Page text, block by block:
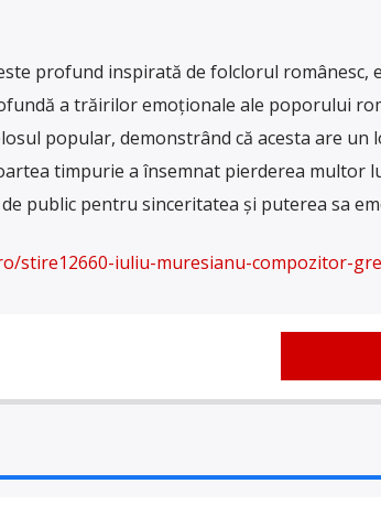
profund inspirată de folclorul românesc,
a trăirilor emoționale ale poporului
popular, demonstrând că acesta are un
timpurie a însemnat pierderea multor
public pentru sinceritatea și puterea sa
stire12660-iuliu-muresianu-compozitor-